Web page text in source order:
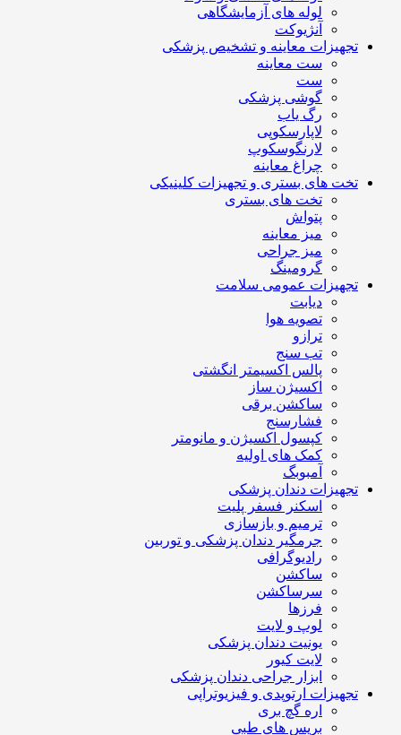
لوله های آزمایشگاهی
آنژیوکت
تجهیزات معاینه و تشخیص پزشکی
ست معاینه
ست
گوشی پزشکی
رگ یاب
لاپارسکوپی
لارنگوسکوپ
چراغ معاینه
تخت های بستری و تجهیزات کلینیکی
تخت های بستری
پتواش
میز معاینه
میز جراحی
گرومینگ
تجهیزات عمومی سلامت
دیابت
تصویه هوا
ترازو
تب سنج
پالس اکسیمتر انگشتی
اکسیژن ساز
ساکشن برقی
فشارسنج
کپسول اکسیژن و مانومتر
کمک های اولیه
آمبوبگ
تجهیزات دندان پزشکی
اسکنر فسفر پلیت
ترمیم و بازسازی
جرمگیر دندان پزشکی و توربین
رادیوگرافی
ساکشن
سرساکشن
فرزها
لوپ و لایت
یونیت دندان پزشکی
لایت کیور
ابزار جراحی دندان پزشکی
تجهیزات ارتوپدی و فیزیوتراپی
اره گچ بری
بریس های طبی